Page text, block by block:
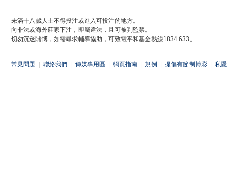
未滿十八歲人士不得投注或進入可投注的地方。
向非法或海外莊家下注，即屬違法，且可被判監禁。
切勿沉迷賭博，如需尋求輔導協助，可致電平和基金熱線1834 633。
常見問題 聯絡我們 傳媒專用區 網頁指南 規例 提倡有節制博彩 私